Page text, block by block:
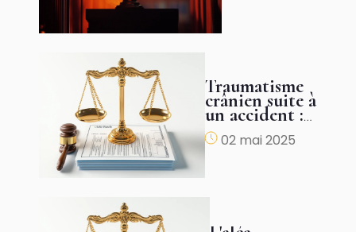
Traumatisme
crânien suite à
un accident :
comment
obtenir une
02 mai 2025